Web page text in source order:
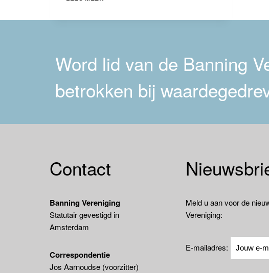
Word lid van de Banning
betrokken bij
Contact
Banning Vereniging
Statutair gevestigd in
Amsterdam
Correspondentie
Jos Aarnoudse (voorzitter)
Meld u aan voor de
Vereniging:
E-mailadres: